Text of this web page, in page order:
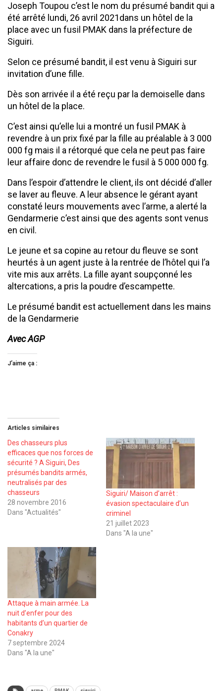
Joseph Toupou c’est le nom du présumé bandit qui a
été arrêté lundi, 26 avril 2021dans un hôtel de la
place avec un fusil PMAK dans la préfecture de
Siguiri.
Selon ce présumé bandit, il est venu à Siguiri sur
invitation d’une fille.
Dès son arrivée il a été reçu par la demoiselle dans
un hôtel de la place.
C’est ainsi qu’elle lui a montré un fusil PMAK à
revendre à un prix fixé par la fille au préalable à 3 000
000 fg mais il a rétorqué que cela ne peut pas faire
leur affaire donc de revendre le fusil à 5 000 000 fg.
Dans l’espoir d’attendre le client, ils ont décidé d’aller
se laver au fleuve. A leur absence le gérant ayant
constaté leurs mouvements avec l’arme, a alerté la
Gendarmerie c’est ainsi que des agents sont venus
en civil.
Le jeune et sa copine au retour du fleuve se sont
heurtés à un agent juste à la rentrée de l’hôtel qui l’a
vite mis aux arrêts. La fille ayant soupçonné les
altercations, a pris la poudre d’escampette.
Le présumé bandit est actuellement dans les mains
de la Gendarmerie
Avec AGP
J’aime ça :
Articles similaires
Des chasseurs plus
efficaces que nos forces de
sécurité ? A Siguiri, Des
présumés bandits armés,
neutralisés par des
chasseurs
28 novembre 2016
Dans "Actualités"
Siguiri/ Maison d’arrêt :
évasion spectaculaire d’un
criminel
21 juillet 2023
Dans "A la une"
Attaque à main armée. La
nuit d’enfer pour des
habitants d’un quartier de
Conakry
7 septembre 2024
Dans "A la une"